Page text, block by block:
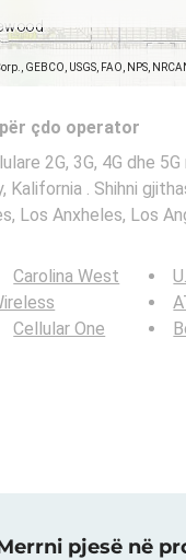
GEBCO, USGS, FAO, NPS,
çdo operator
2G, 3G, 4G dhe 5G
. Shihni
Los Anxheles, Los
Carolina West
Cellular One
pjesë në